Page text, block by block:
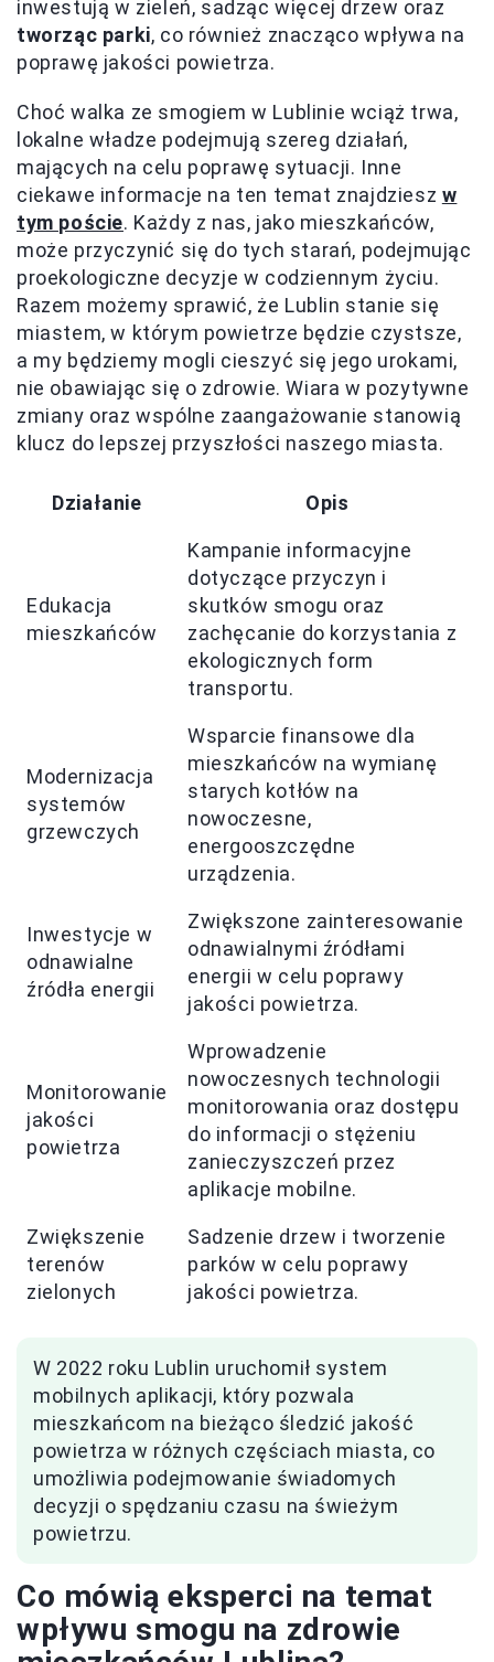
inwestują w zieleń, sadząc więcej drzew oraz
tworząc parki, co również znacząco wpływa na
poprawę jakości powietrza.
Choć walka ze smogiem w Lublinie wciąż trwa,
lokalne władze podejmują szereg działań,
mających na celu poprawę sytuacji. Inne
ciekawe informacje na ten temat znajdziesz w
tym poście. Każdy z nas, jako mieszkańców,
może przyczynić się do tych starań, podejmując
proekologiczne decyzje w codziennym życiu.
Razem możemy sprawić, że Lublin stanie się
miastem, w którym powietrze będzie czystsze,
a my będziemy mogli cieszyć się jego urokami,
nie obawiając się o zdrowie. Wiara w pozytywne
zmiany oraz wspólne zaangażowanie stanowią
klucz do lepszej przyszłości naszego miasta.
Działanie Opis
Edukacja
mieszkańców
Kampanie informacyjne
dotyczące przyczyn i
skutków smogu oraz
zachęcanie do korzystania z
ekologicznych form
transportu.
Modernizacja
systemów
grzewczych
Wsparcie finansowe dla
mieszkańców na wymianę
starych kotłów na
nowoczesne,
energooszczędne
urządzenia.
Inwestycje w
odnawialne
źródła energii
Zwiększone zainteresowanie
odnawialnymi źródłami
energii w celu poprawy
jakości powietrza.
Monitorowanie
jakości
powietrza
Wprowadzenie
nowoczesnych technologii
monitorowania oraz dostępu
do informacji o stężeniu
zanieczyszczeń przez
aplikacje mobilne.
Zwiększenie
terenów
zielonych
Sadzenie drzew i tworzenie
parków w celu poprawy
jakości powietrza.
W 2022 roku Lublin uruchomił system
mobilnych aplikacji, który pozwala
mieszkańcom na bieżąco śledzić jakość
powietrza w różnych częściach miasta, co
umożliwia podejmowanie świadomych
decyzji o spędzaniu czasu na świeżym
powietrzu.
Co mówią eksperci na temat
wpływu smogu na zdrowie